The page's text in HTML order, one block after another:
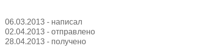
06.03.2013 - написал
02.04.2013 - отправлено
28.04.2013 - получено